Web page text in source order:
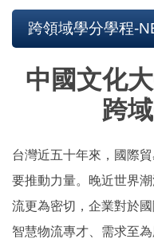
跨領域學分學程-
中國文化
跨
台灣近五十年來，國際
要推動力量。晚近世界
流更為密切，企業對於
智慧物流專才、需求至為